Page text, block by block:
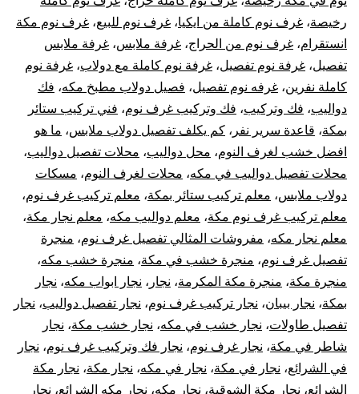
رخيصة، غرف نوم كاملة من ايكيا، غرف نوم للبيع، غرف نوم مكة
انستقرام، غرف نوم من الحراج، غرفة ملابس، غرفة ملابس
تفصيل، غرفة نوم تفصيل، غرفة نوم كاملة مع دولاب، غرفة نوم
كاملة نفرين، غرفه نوم تفصيل، فصيل دولاب مطبخ مكه، فك
دواليب، فك وتركيب، فك وتركيب غرف نوم، فني تركيب ستائر
بمكة، قاعدة سرير نفر ، كم يكلف تفصيل دولاب ملابس، ما هو
افضل خشب لغرف النوم، محل دواليب، محلات تفصيل دواليب،
محلات تفصيل دواليب في مكه، محلات لغرف النوم، مسكات
دولاب ملابس، معلم تركيب ستائر بمكة، معلم تركيب غرف نوم،
معلم تركيب غرف نوم مكة، معلم دواليب مكه، معلم نجار مكة،
معلم نجار مكه، مفروشات المثالي تفصيل غرف نوم، منجرة
تفصيل غرف نوم، منجرة خشب في مكة، منجرة خشب مكه،
منجرة مكة، منجرة مكة المكرمة، نجار ، نجار ابواب مكه، نجار
بمكة، نجار بيبان، نجار تركيب غرف نوم، نجار تفصيل دواليب، نجار
تفصيل طاولات، نجار خشب في مكه، نجار خشب مكة، نجار
شاطر في مكة، نجار غرف نوم، نجار فك وتركيب غرف نوم، نجار
في الشرائع، نجار في مكة، نجار في مكه، نجار مكة، نجار مكة
الشرائع، نجار مكة الشوقية، نجار مكه، نجار مكه الشرائع، نجار